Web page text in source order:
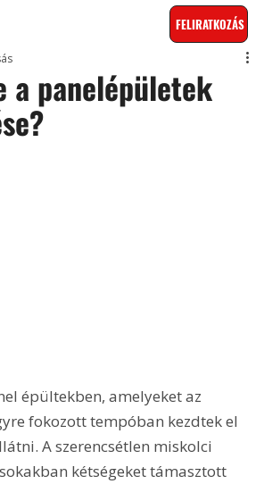
FELIRATKOZÁS
a panelépületek
épültekben, amelyeket az
fokozott tempóban kezdtek el
A szerencsétlen miskolci
kétségeket támasztott